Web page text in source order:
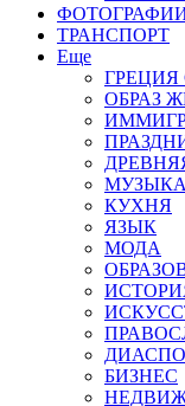
ТРАНСПОРТ
Еще
ГРЕЦИЯ
ОБРАЗ
МУЗЫКА
КУХНЯ
ЯЗЫК
МОДА
БИЗНЕС